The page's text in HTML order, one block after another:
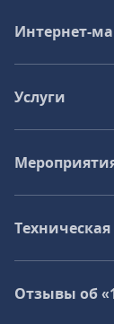
Интернет-
Услуги
Отзывы об